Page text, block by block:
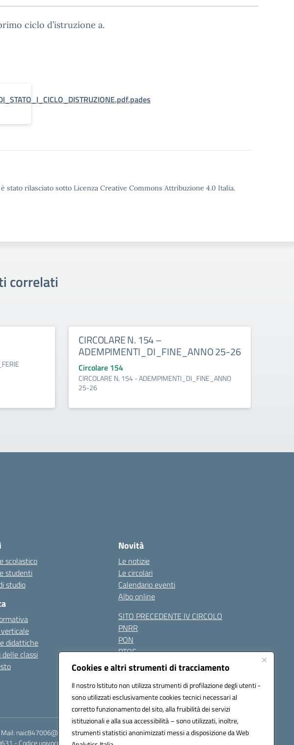
Cookies e altri strumenti di tracciamento
Il nostro Istituto non utilizza strumenti di profilazione degli utenti -
sono utilizzati esclusivamente cookies tecnici necessari al
corretto funzionamento del sito, alla fruibilità dei servizi
istituzionali e alla sua accessibilità – sono utilizzati, inoltre,
strumenti statistici anonimizzati messi a disposizione da Web
ciclo d’istruzione a.
stato rilasciato sotto Licenza Creative Commons Attribuzione 4.0 Italia.
correlati
CIRCOLARE N. 154 –
ADEMPIMENTI_DI_FINE_ANNO 25-26
Circolare 154
CIRCOLARE N. 154 - ADEMPIMENTI_DI_FINE_ANNO
25-26
scolastico
studenti
studio
didattiche
classi
Novità
Le notizie
Le circolari
Calendario eventi
Albo online
SITO PRECEDENTE IV CIRCOLO
PNRR
PON
PTOF
Contatti
Seguici su:
naic847006@istruzione.it - PEC: naic847006@pec.istruzione.it
- Codice univoco fatturazione elettronica (CUF): UFUAUC